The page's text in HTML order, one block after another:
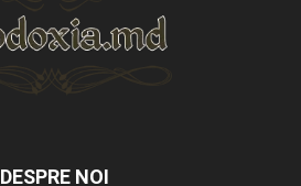
DESPRE NOI